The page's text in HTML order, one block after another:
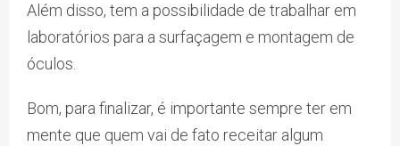
Além disso, tem a possibilidade de trabalhar em
laboratórios para a surfaçagem e montagem de
óculos.
Bom, para finalizar, é importante sempre ter em
mente que quem vai de fato receitar algum